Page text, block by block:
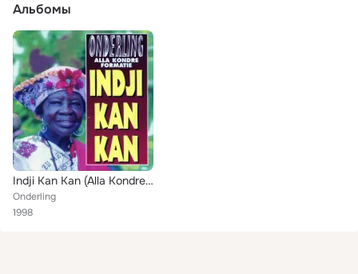
Альбомы
Indji Kan Kan (Alla Kondre Formatie)
Onderling
1998